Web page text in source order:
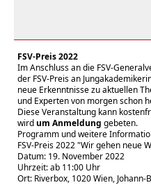
FSV-Preis 2022
Im Anschluss an die FSV-
der FSV-Preis an
neue Erkenntnisse zu aktuellen
und Experten von morgen schon
Diese Veranstaltung kann
wirdum Anmeldung gebeten.
Programm und weitere
FSV-Preis 2022 "Wir gehen neue
Datum: 19. November 2022
Uhrzeit: ab 11:00 Uhr
Ort: Riverbox, 1020 Wien, Johann-